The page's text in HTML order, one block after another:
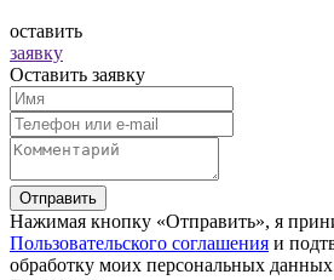
оставить
заявку
Оставить заявку
Отправить
Нажимая кнопку «Отправить», я
Пользовательского соглашения и
обработку моих персональных